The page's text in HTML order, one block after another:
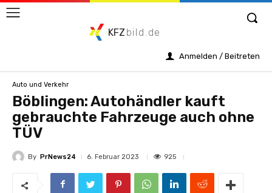
KFZ bild.de
Anmelden / Beitreten
Auto und Verkehr
Böblingen: Autohändler kauft
gebrauchte Fahrzeuge auch ohne
TÜV
By PrNews24 6. Februar 2023 925